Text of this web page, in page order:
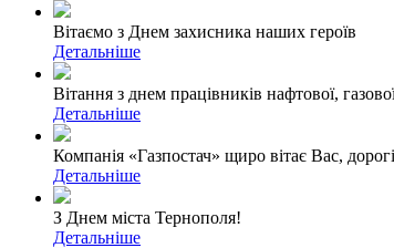
Вітаємо з Днем захисника наших героїв
Детальніше
Вітання з днем працівників нафтової,
Детальніше
Компанія «Газпостач» щиро вітає Вас,
Детальніше
З Днем міста Тернополя!
Детальніше